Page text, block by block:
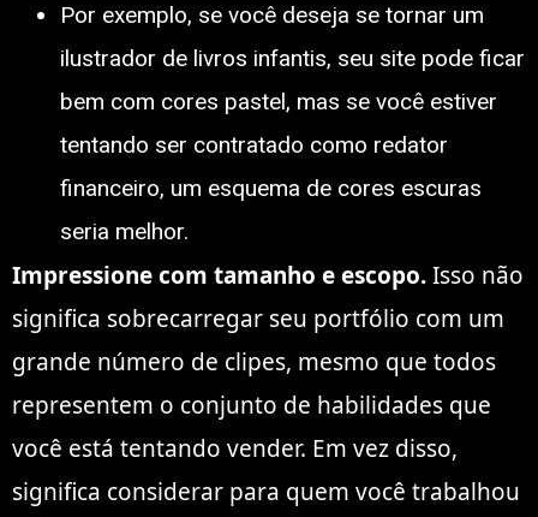
Por exemplo, se você deseja se tornar um
ilustrador de livros infantis, seu site pode ficar
bem com cores pastel, mas se você estiver
tentando ser contratado como redator
financeiro, um esquema de cores escuras
seria melhor.
Impressione com tamanho e escopo.Isso não
significa sobrecarregar seu portfólio com um
grande número de clipes, mesmo que todos
representem o conjunto de habilidades que
você está tentando vender. Em vez disso,
significa considerar para quem você trabalhou